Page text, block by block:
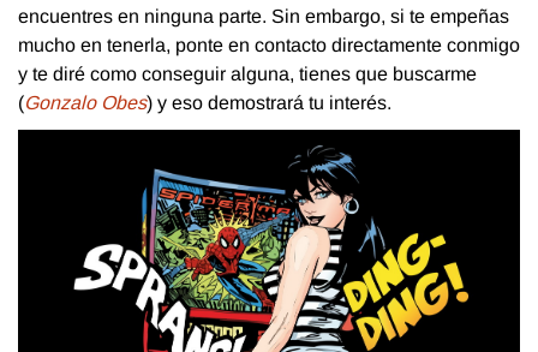
encuentres en ninguna parte. Sin embargo, si te empeñas
mucho en tenerla, ponte en contacto directamente conmigo
y te diré como conseguir alguna, tienes que buscarme
(Gonzalo Obes) y eso demostrará tu interés.